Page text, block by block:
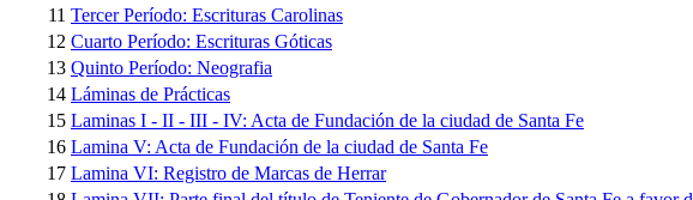
11 Tercer Período: Escrituras Carolinas
12 Cuarto Período: Escrituras Góticas
13 Quinto Período: Neografia
14 Láminas de Prácticas
15 Laminas I - II - III - IV: Acta de Fundación de la ciudad de Santa Fe
16 Lamina V: Acta de Fundación de la ciudad de Santa Fe
17 Lamina VI: Registro de Marcas de Herrar